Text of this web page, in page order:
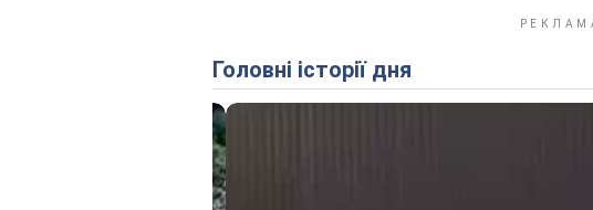
Головні історії дня